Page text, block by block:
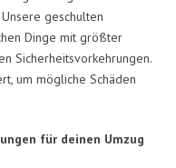
geschulten
Dinge mit größter
Sicherheitsvorkehrungen.
um mögliche Schäden
für deinen Umzug